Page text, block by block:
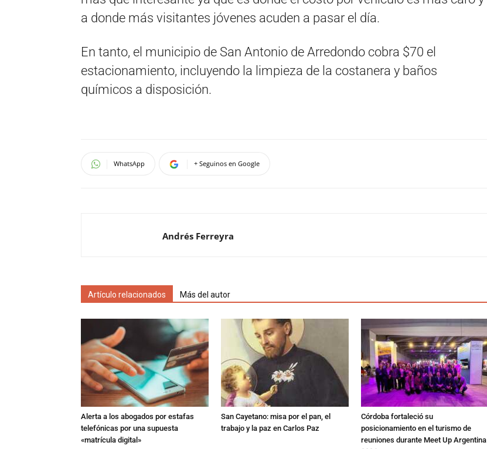
a donde más visitantes jóvenes acuden a pasar el día.
En tanto, el municipio de San Antonio de Arredondo cobra $70 el
estacionamiento, incluyendo la limpieza de la costanera y baños
químicos a disposición.
WhatsApp + Seguinos en Google
Andrés Ferreyra
Artículo relacionados Más del autor
Alerta a los abogados por estafas
telefónicas por una supuesta
«matrícula digital»
San Cayetano: misa por el pan, el
trabajo y la paz en Carlos Paz
Córdoba fortaleció su
posicionamiento en el turismo de
reuniones durante Meet Up Argentina